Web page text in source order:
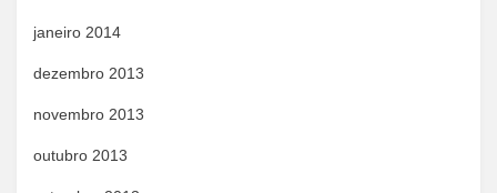
janeiro 2014
dezembro 2013
novembro 2013
outubro 2013